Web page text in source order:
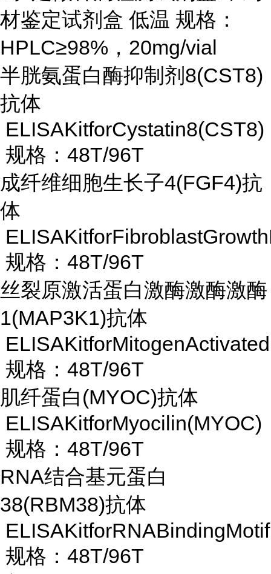
材鉴定试剂盒 低温 规格：
HPLC≥98%，20mg/vial
半胱氨蛋白酶抑制剂8(CST8)
抗体
ELISAKitforCystatin8(CST8)
规格：48T/96T
成纤维细胞生长子4(FGF4)抗
体
规格：48T/96T
丝裂原激活蛋白激酶激酶激酶
1(MAP3K1)抗体
规格：48T/96T
肌纤蛋白 (MYOC)抗体
ELISAKitforMyocilin(MYOC)
规格：48T/96T
RNA结合基元蛋白
38(RBM38)抗体
规格：48T/96T